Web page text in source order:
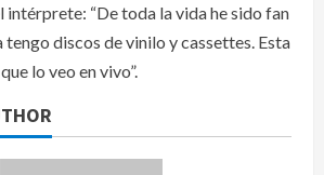
intérprete: “De toda la vida he sido fan
discos de vinilo y cassettes. Esta
lo veo en vivo”.